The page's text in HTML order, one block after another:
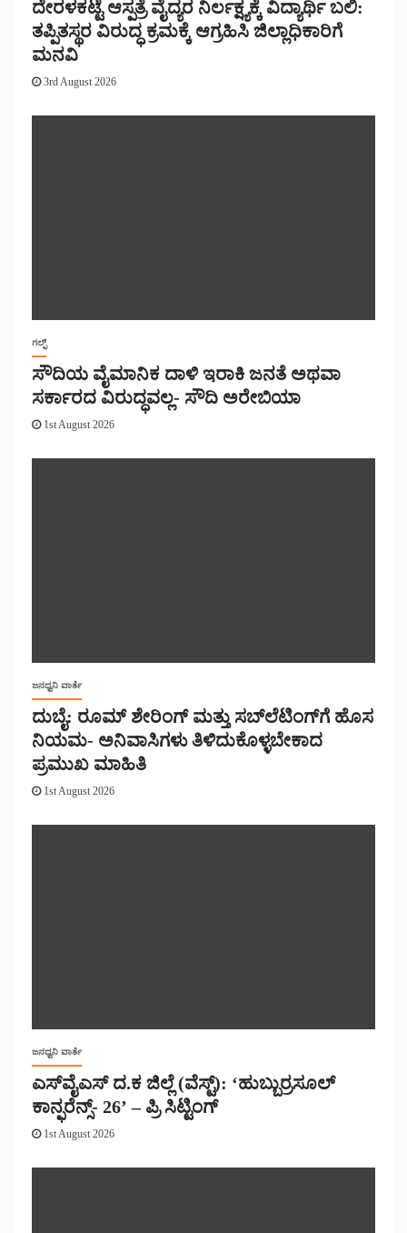
ದೇರಳಕಟ್ಟೆ ಆಸ್ಪತ್ರೆ ವೈದ್ಯರ ನಿರ್ಲಕ್ಷ್ಯಕ್ಕೆ ವಿದ್ಯಾರ್ಥಿ ಬಲಿ:
ತಪ್ಪಿತಸ್ಥರ ವಿರುದ್ಧ ಕ್ರಮಕ್ಕೆ ಆಗ್ರಹಿಸಿ ಜಿಲ್ಲಾಧಿಕಾರಿಗೆ
ಮನವಿ
3rd August 2026
ಗಲ್ಫ್
ಸೌದಿಯ ವೈಮಾನಿಕ ದಾಳಿ ಇರಾಕಿ ಜನತೆ ಅಥವಾ
ಸರ್ಕಾರದ ವಿರುದ್ಧವಲ್ಲ- ಸೌದಿ ಅರೇಬಿಯಾ
1st August 2026
ಜನಧ್ವನಿ ವಾರ್ತೆ
ದುಬೈ: ರೂಮ್ ಶೇರಿಂಗ್ ಮತ್ತು ಸಬ್‌ಲೆಟಿಂಗ್‌ಗೆ ಹೊಸ
ನಿಯಮ- ಅನಿವಾಸಿಗಳು ತಿಳಿದುಕೊಳ್ಳಬೇಕಾದ
ಪ್ರಮುಖ ಮಾಹಿತಿ
1st August 2026
ಜನಧ್ವನಿ ವಾರ್ತೆ
ಎಸ್‌ವೈಎಸ್ ದ.ಕ ಜಿಲ್ಲೆ (ವೆಸ್ಟ್): ‘ಹುಬ್ಬುರ್ರಸೂಲ್
ಕಾನ್ಫರೆನ್ಸ್- 26’ – ಪ್ರಿ ಸಿಟ್ಟಿಂಗ್
1st August 2026